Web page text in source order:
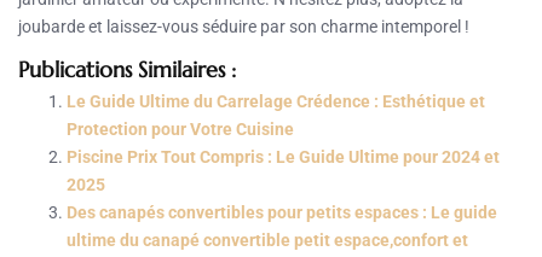
joubarde et laissez-vous séduire par son charme intemporel !
Publications Similaires :
Le Guide Ultime du Carrelage Crédence : Esthétique et
Protection pour Votre Cuisine
Piscine Prix Tout Compris : Le Guide Ultime pour 2024 et
2025
Des canapés convertibles pour petits espaces : Le guide
ultime du canapé convertible petit espace,confort et